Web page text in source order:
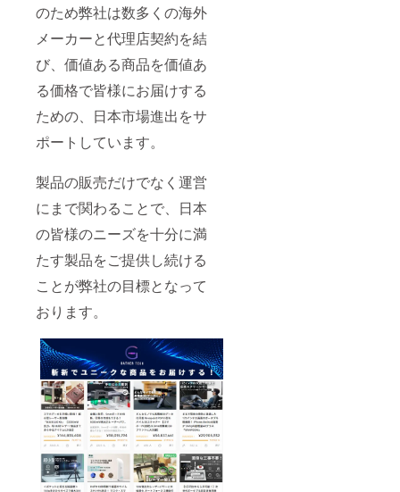
のため弊社は数多くの海外
メーカーと代理店契約を結
び、価値ある商品を価値あ
る価格で皆様にお届けする
ための、日本市場進出をサ
ポートしています。
製品の販売だけでなく運営
にまで関わることで、日本
の皆様のニーズを十分に満
たす製品をご提供し続ける
ことが弊社の目標となって
おります。